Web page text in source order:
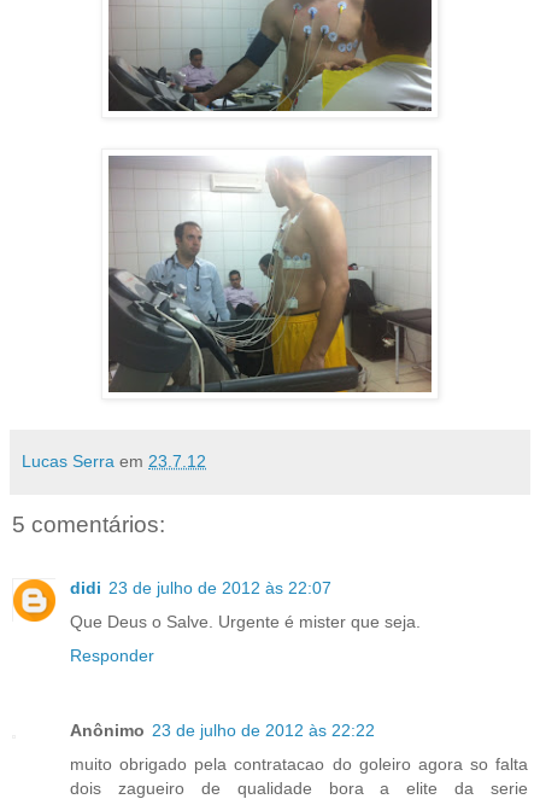
Lucas Serra em 23.7.12
5 comentários:
didi 23 de julho de 2012 às 22:07
Que Deus o Salve. Urgente é mister que seja.
Responder
Anônimo 23 de julho de 2012 às 22:22
muito obrigado pela contratacao do goleiro agora so falta
dois zagueiro de qualidade bora a elite da serie